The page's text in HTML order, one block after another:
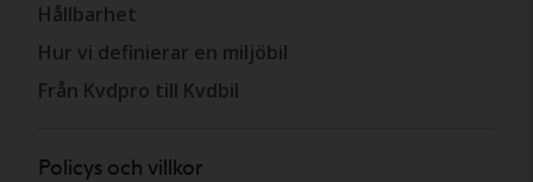
Hållbarhet
Hur vi definierar en miljöbil
Från Kvdpro till Kvdbil
Policys och villkor